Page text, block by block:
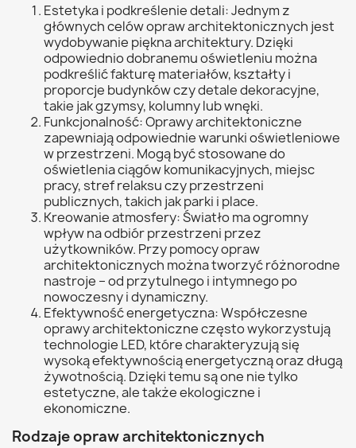
Estetyka i podkreślenie detali: Jednym z
głównych celów opraw architektonicznych jest
wydobywanie piękna architektury. Dzięki
odpowiednio dobranemu oświetleniu można
podkreślić fakturę materiałów, kształty i
proporcje budynków czy detale dekoracyjne,
takie jak gzymsy, kolumny lub wnęki.
Funkcjonalność: Oprawy architektoniczne
zapewniają odpowiednie warunki oświetleniowe
w przestrzeni. Mogą być stosowane do
oświetlenia ciągów komunikacyjnych, miejsc
pracy, stref relaksu czy przestrzeni
publicznych, takich jak parki i place.
Kreowanie atmosfery: Światło ma ogromny
wpływ na odbiór przestrzeni przez
użytkowników. Przy pomocy opraw
architektonicznych można tworzyć różnorodne
nastroje – od przytulnego i intymnego po
nowoczesny i dynamiczny.
Efektywność energetyczna: Współczesne
oprawy architektoniczne często wykorzystują
technologie LED, które charakteryzują się
wysoką efektywnością energetyczną oraz długą
żywotnością. Dzięki temu są one nie tylko
estetyczne, ale także ekologiczne i
ekonomiczne.
Rodzaje opraw architektonicznych